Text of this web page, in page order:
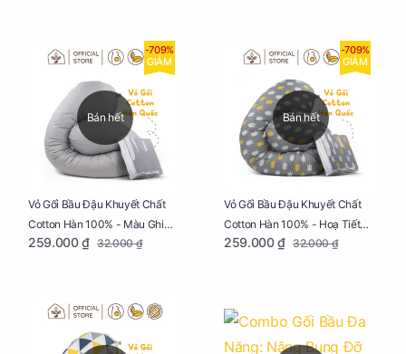
Bán hết
-709%
GIẢM
Vỏ Gối Bầu Đậu Khuyết Chất
Cotton Hàn 100% - Màu Ghi
Xám
259.000 ₫ 32.000 ₫
Bán hết
-709%
GIẢM
Vỏ Gối Bầu Đậu Khuyết Chất
Cotton Hàn 100% - Hoạ Tiết
Xương Cá
259.000 ₫ 32.000 ₫